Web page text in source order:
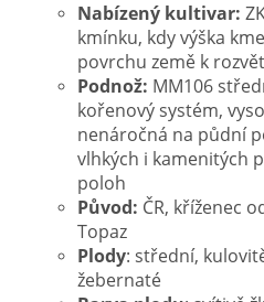
Nabízený kultivar:
kmínku, kdy výška
povrchu země k
Podnož: MM106
kořenový systém,
nenáročná na půdní
vlhkých i kamenitých
poloh
Původ: ČR, kříženec
Topaz
Plody: střední,
žebernaté